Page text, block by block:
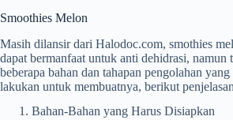
Smoothies Melon
Masih dilansir dari Halodoc.com, smothies
dapat bermanfaat untuk anti dehidrasi, namun
beberapa bahan dan tahapan pengolahan
lakukan untuk membuatnya, berikut
Bahan-Bahan yang Harus Disiapkan